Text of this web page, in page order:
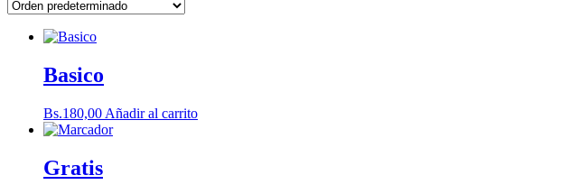
Basico
Bs.180,00 Añadir al carrito
Gratis